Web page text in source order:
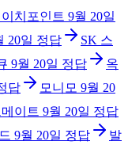
치포인트 9월 20일
20일 정답
SK 스
9월 20일 정답
옥
답 모니모 9월 20
이트 9월 20일 정답
9월 20일 정답
발